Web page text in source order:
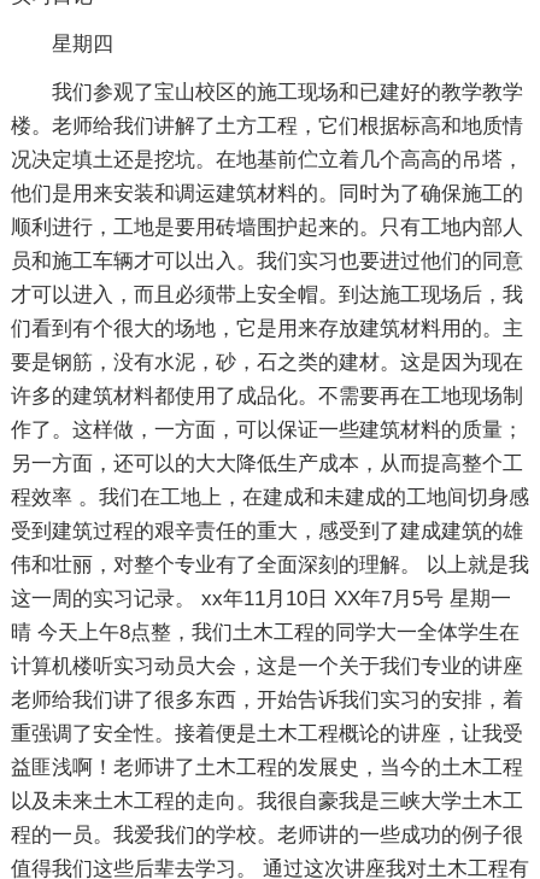
星期四
我们参观了宝山校区的施工现场和已建好的教学教学
楼。老师给我们讲解了土方工程，它们根据标高和地质情
况决定填土还是挖坑。在地基前伫立着几个高高的吊塔，
他们是用来安装和调运建筑材料的。同时为了确保施工的
顺利进行，工地是要用砖墙围护起来的。只有工地内部人
员和施工车辆才可以出入。我们实习也要进过他们的同意
才可以进入，而且必须带上安全帽。到达施工现场后，我
们看到有个很大的场地，它是用来存放建筑材料用的。主
要是钢筋，没有水泥，砂，石之类的建材。这是因为现在
许多的建筑材料都使用了成品化。不需要再在工地现场制
作了。这样做，一方面，可以保证一些建筑材料的质量；
另一方面，还可以的大大降低生产成本，从而提高整个工
程效率 。我们在工地上，在建成和未建成的工地间切身感
受到建筑过程的艰辛责任的重大，感受到了建成建筑的雄
伟和壮丽，对整个专业有了全面深刻的理解。 以上就是我
这一周的实习记录。 xx年11月10日 XX年7月5号 星期一
晴 今天上午8点整，我们土木工程的同学大一全体学生在
计算机楼听实习动员大会，这是一个关于我们专业的讲座
老师给我们讲了很多东西，开始告诉我们实习的安排，着
重强调了安全性。接着便是土木工程概论的讲座，让我受
益匪浅啊！老师讲了土木工程的发展史，当今的土木工程
以及未来土木工程的走向。我很自豪我是三峡大学土木工
程的一员。我爱我们的学校。老师讲的一些成功的例子很
值得我们这些后辈去学习。 通过这次讲座我对土木工程有